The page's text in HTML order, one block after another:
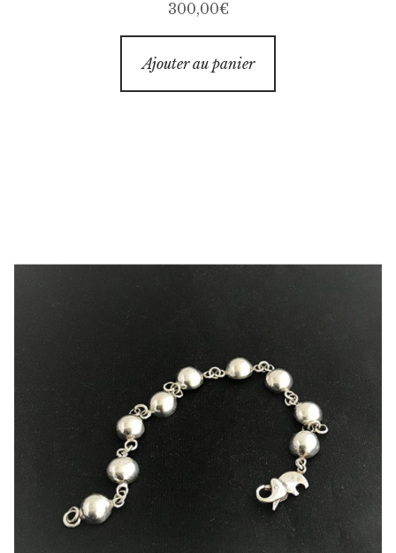
300,00€
Ajouter au panier